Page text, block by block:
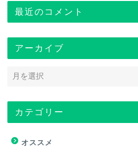
最近のコメント
アーカイブ
カテゴリー
オススメ